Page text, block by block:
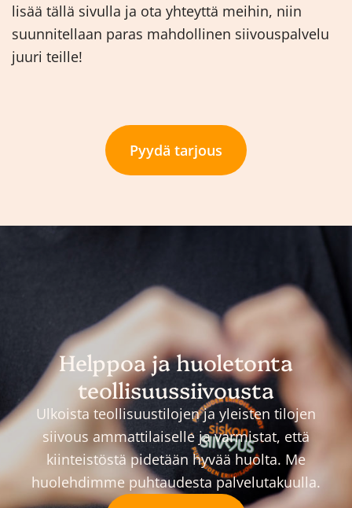
lisää tällä sivulla ja ota yhteyttä meihin, niin
suunnitellaan paras mahdollinen siivouspalvelu
juuri teille!
Pyydä tarjous
Helppoa ja huoletonta
teollisuussiivousta
Ulkoista teollisuustilojen ja yleisten tilojen
siivous ammattilaiselle ja varmistat, että
kiinteistöstä pidetään hyvää huolta. Me
huolehdimme puhtaudesta palvelutakuulla.